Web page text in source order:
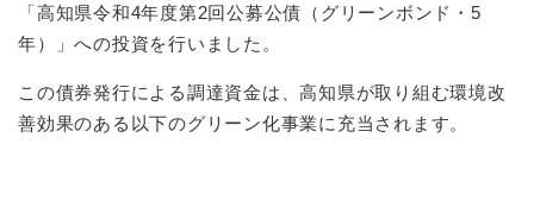
「高知県令和4年度第2回公募公債（グリーンボンド・5
年）」への投資を行いました。
この債券発行による調達資金は、高知県が取り組む環境改
善効果のある以下のグリーン化事業に充当されます。